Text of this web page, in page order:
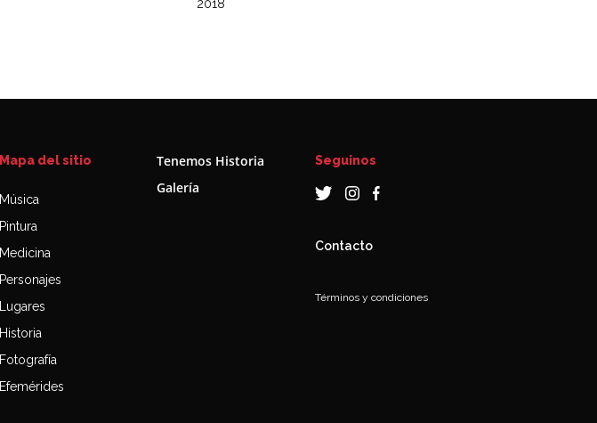
2018
Mapa del sitio
Música
Pintura
Medicina
Personajes
Lugares
Historia
Fotografía
Efemérides
Tenemos Historia
Galería
Seguinos
Contacto
Términos y condiciones